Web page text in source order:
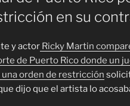
en su
y actor Ricky Martin
de Puerto Rico donde un
orden de restricción
dijo que el artista lo